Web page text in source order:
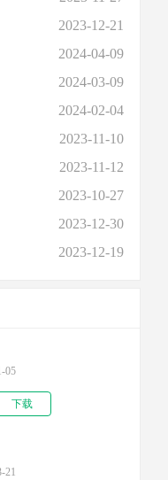
2023-12-21
2024-04-09
2024-03-09
2024-02-04
2023-11-10
2023-11-12
2023-10-27
2023-12-30
2023-12-19
05
下载
21